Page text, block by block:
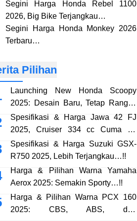
Segini Harga Honda Rebel 1100
2026, Big Bike Terjangkau…
Segini Harga Honda Monkey 2026
Terbaru…
Pilihan
Launching New Honda Scoopy
2025: Desain Baru, Tetap Rangka
eSAF…!!
Spesifikasi & Harga Jawa 42 FJ
2025, Cruiser 334 cc Cuma 38
Jutaan…!!
Spesifikasi & Harga Suzuki GSX-
R750 2025, Lebih Terjangkau…!!
Harga & Pilihan Warna Yamaha
Aerox 2025: Semakin Sporty…!!
Harga & Pilihan Warna PCX 160
2025: CBS, ABS, dan